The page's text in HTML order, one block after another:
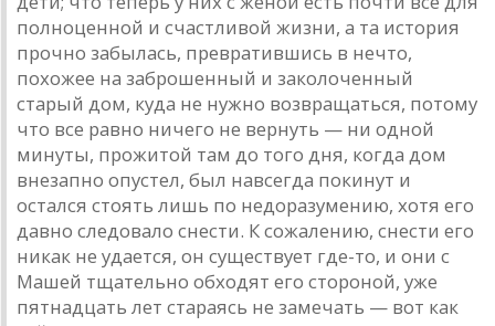
полноценной и счастливой жизни, а та история
прочно забылась, превратившись в нечто,
похожее на заброшенный и заколоченный
старый дом, куда не нужно возвращаться, потому
что все равно ничего не вернуть — ни одной
минуты, прожитой там до того дня, когда дом
внезапно опустел, был навсегда покинут и
остался стоять лишь по недоразумению, хотя его
давно следовало снести. К сожалению, снести его
никак не удается, он существует где-то, и они с
Машей тщательно обходят его стороной, уже
пятнадцать лет стараясь не замечать — вот как